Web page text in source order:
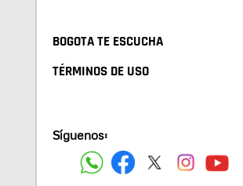
BOGOTA TE ESCUCHA
TÉRMINOS DE USO
Síguenos: